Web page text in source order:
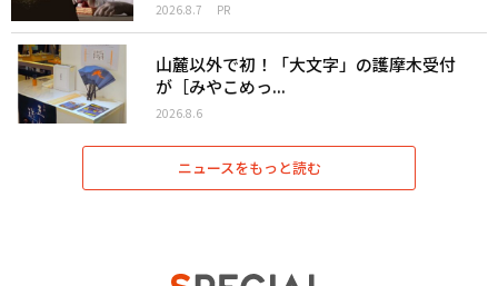
2026.8.7 PR
山麓以外で初！「大文字」の護摩木受付
が［みやこめっ...
2026.8.6
ニュースをもっと読む